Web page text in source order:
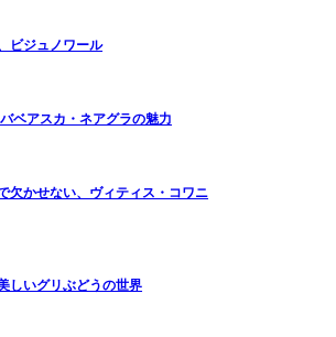
ビジュノワール
ベアスカ・ネアグラの魅力
欠かせない、ヴィティス・コワニ
しいグリぶどうの世界